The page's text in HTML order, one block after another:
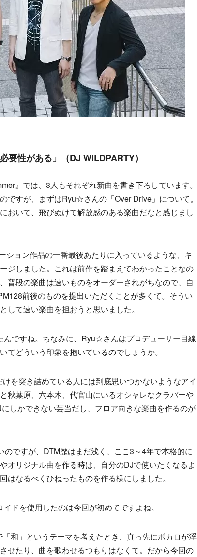
要性がある」（DJ WILDPARTY）
』では、3人もそれぞれ新曲を書き下ろしています。
ですが、まずはRyu☆さんの「Over Drive」について。
おいて、飛びぬけて解放感のある楽曲だなと感じまし
ョン作品の一番最後あたりに入っているような、キ
ジしました。これは前作を踏まえてわかったことなの
普段の楽曲は速いものをオーダーされがちなので、自
前後のものを提出いただくことが多くて。そうい
して速い楽曲を担おうと思いました。
ですね。ちなみに、Ryu☆さんはプロデューサー目線
てどういう印象を抱いているのでしょうか。
を突き詰めている人には到底思いつかないようなアイ
秋葉原、六本木、代官山にいるオシャレなクラバーや
しかできない芸当だし、フロア向きな楽曲を作るのが
ですが、DTM歴はまだ浅く、ここ3～4年で本格的に
オリジナル曲を作る時は、自分のDJで使いたくなるよ
はなるべくひねったものを作る様にしました。
ドを使用したのは今回が初めてですよね。
和」というテーマを考えたとき、真っ先にボカロが浮
せたり、曲を歌わせるつもりはなくて。だから今回の